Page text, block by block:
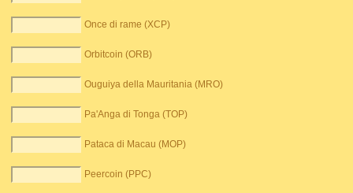
Once di rame (XCP)
Orbitcoin (ORB)
Ouguiya della Mauritania (MRO)
Pa'Anga di Tonga (TOP)
Pataca di Macau (MOP)
Peercoin (PPC)